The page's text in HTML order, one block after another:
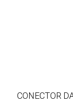
CONECTOR